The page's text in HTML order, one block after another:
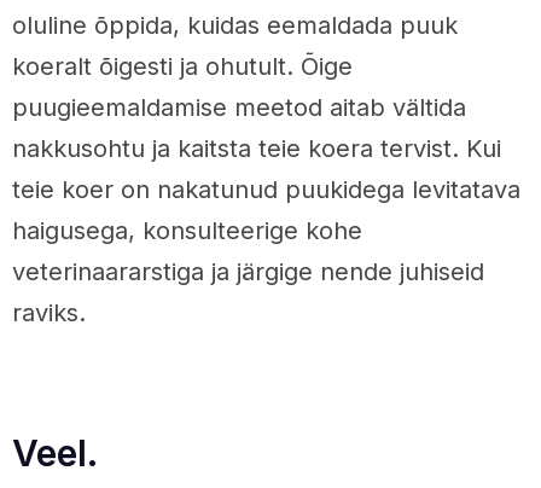
oluline õppida, kuidas eemaldada puuk
koeralt õigesti ja ohutult. Õige
puugieemaldamise meetod aitab vältida
nakkusohtu ja kaitsta teie koera tervist. Kui
teie koer on nakatunud puukidega levitatava
haigusega, konsulteerige kohe
veterinaararstiga ja järgige nende juhiseid
raviks.
Veel.